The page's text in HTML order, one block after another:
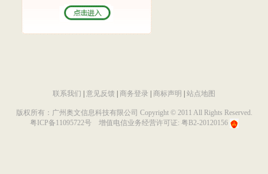
联系我们 意见反馈 商务登录 商标声明 站点地图
版权所有：广州奥文信息科技有限公司 Copyright © 2011 All Rights Reserved.
粤ICP备11095722号
增值电信业务经营许可证: 粤B2-20120156